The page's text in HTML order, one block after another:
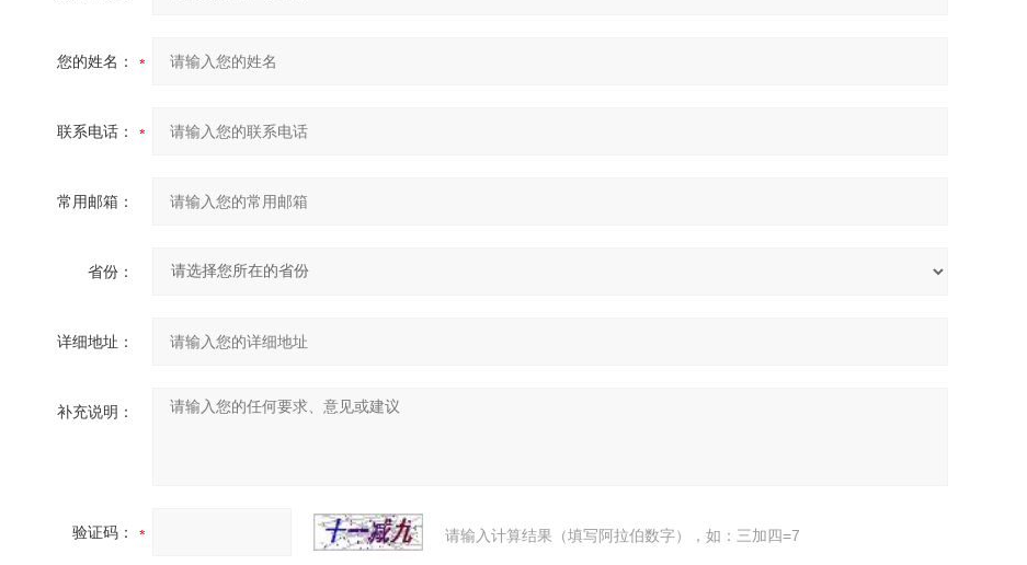
您的姓名：
联系电话：
常用邮箱：
省份：
详细地址：
补充说明：
验证码： 请输入计算结果（填写阿拉伯数字），如：三加四=7